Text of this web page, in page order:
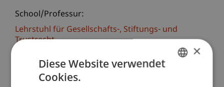
School/Professur:
Lehrstuhl für Gesellschafts-, Stiftungs- und
Trustrecht
Im Rahmen der halbtägigen Tagung werden
Nachwuchswissenschaftler*innen aus dem In-
×
Diese Website verwendet
Cookies.